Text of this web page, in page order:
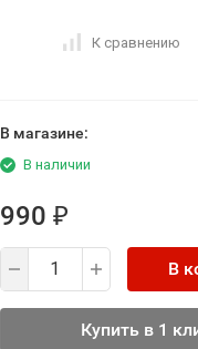
К сравнению
В магазине:
В наличии
990 ₽
В
Купить в 1